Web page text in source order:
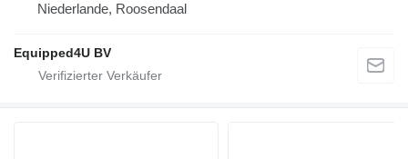
Niederlande, Roosendaal
Equipped4U BV